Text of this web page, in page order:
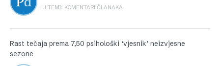
U TEMI: KOMENTARI ČLANAKA
Rast tečaja prema 7,50 psihološki ‘vjesnik’ neizvjesne
sezone